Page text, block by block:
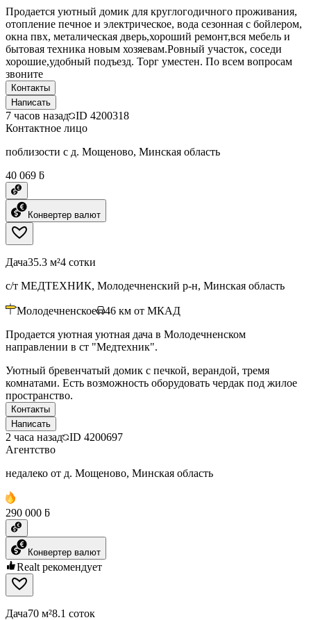
Продается уютный домик для круглогодичного проживания,
отопление печное и электрическое, вода сезонная с бойлером,
окна пвх, металическая дверь,хороший ремонт,вся мебель и
бытовая техника новым хозяевам.Ровный участок, соседи
хорошие,удобный подъезд. Торг уместен. По всем вопросам
звоните
Контакты
Написать
7 часов назад ID 4200318
Контактное лицо
поблизости с д. Мощеново, Минская область
40 069 ƃ
Конвертер валют
Дача35.3 м²4 сотки
с/т МЕДТЕХНИК, Молодечненский р-н, Минская область
Молодечненское 46 км от МКАД
Продается уютная уютная дача в Молодечненском
направлении в ст "Медтехник".
Уютный бревенчатый домик с печкой, верандой, тремя
комнатами. Есть возможность оборудовать чердак под жилое
пространство.
Контакты
Написать
2 часа назад ID 4200697
Агентство
недалеко от д. Мощеново, Минская область
290 000 ƃ
Конвертер валют
Realt рекомендует
Дача70 м²8.1 соток